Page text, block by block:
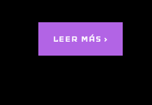
LEER MÁS ›